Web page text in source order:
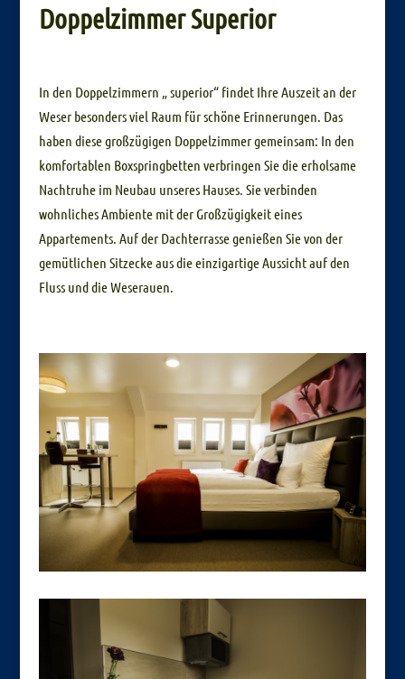
Doppelzimmer Superior
In den Doppelzimmern „ superior“ findet Ihre Auszeit an der
Weser besonders viel Raum für schöne Erinnerungen. Das
haben diese großzügigen Doppelzimmer gemeinsam: In den
komfortablen Boxspringbetten verbringen Sie die erholsame
Nachtruhe im Neubau unseres Hauses. Sie verbinden
wohnliches Ambiente mit der Großzügigkeit eines
Appartements. Auf der Dachterrasse genießen Sie von der
gemütlichen Sitzecke aus die einzigartige Aussicht auf den
Fluss und die Weserauen.